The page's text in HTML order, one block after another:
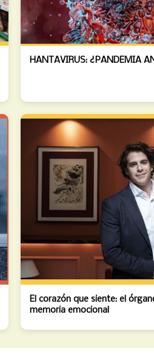
HANTAVIRUS: ¿PANDEMIA
El corazón que siente: el
memoria emocional